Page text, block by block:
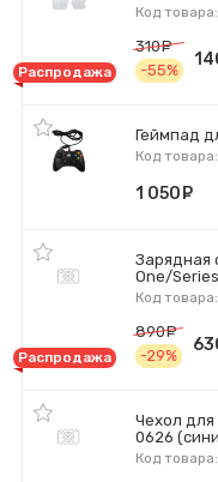
Код
Распродажа
310
-55%
Геймпад
Код
1 050
Зарядная
One/
Код
Распродажа
890
-29%
Чехол для
0626
Код